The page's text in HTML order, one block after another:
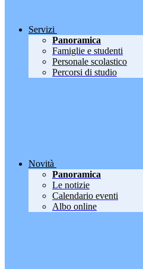
Servizi
Panoramica
Famiglie e studenti
Personale scolastico
Percorsi di studio
Novità
Panoramica
Le notizie
Calendario eventi
Albo online